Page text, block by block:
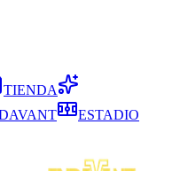
TIENDA
ESTADIO